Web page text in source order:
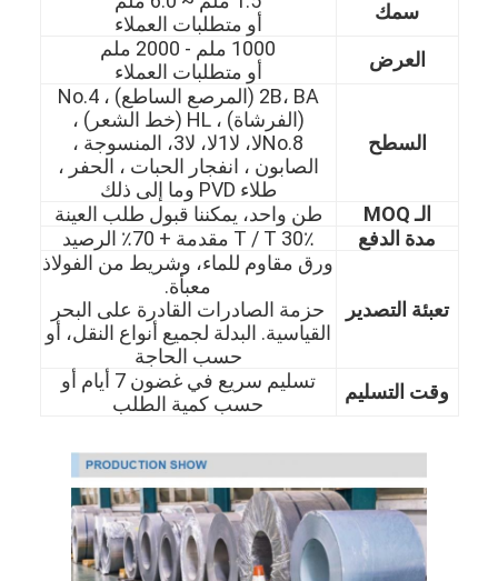
سمك
أو متطلبات العملاء
العرض
1000 ملم - 2000 ملم
أو متطلبات العملاء
السطح
2B، BA (المرصع الساطع) ، No.4
(الفرشاة) ، HL (خط الشعر) ،
No.8لا، لا1لا، لا3، المنسوجة ،
الصابون ، انفجار الحبات ، الحفر ،
طلاء PVD وما إلى ذلك
الـ MOQ
طن واحد، يمكننا قبول طلب العينة
مدة الدفع
30٪ T / T مقدمة + 70٪ الرصيد
تعبئة التصدير
ورق مقاوم للماء، وشريط من الفولاذ
معبأة.
حزمة الصادرات القادرة على البحر
القياسية. البدلة لجميع أنواع النقل، أو
حسب الحاجة
وقت التسليم
تسليم سريع في غضون 7 أيام أو
حسب كمية الطلب